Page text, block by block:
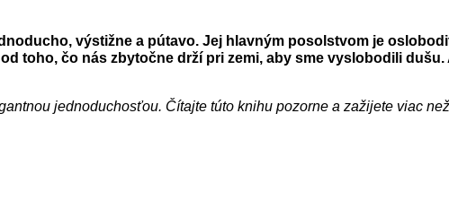
výstižne a pútavo. Jej hlavným posolstvom je
toho, čo nás zbytočne drží pri zemi, aby sme vyslobodili dušu.
jednoduchosťou. Čítajte túto knihu pozorne a zažijete viac